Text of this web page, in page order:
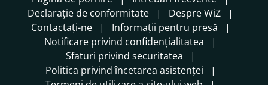
Declarație de conformitate
Despre WiZ
Contactați-ne
Informații pentru presă
Notificare privind confidențialitatea
Sfaturi privind securitatea
Politica privind încetarea asistenței